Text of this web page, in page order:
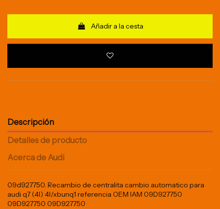
Añadir a la cesta
Descripción
Detalles de producto
Acerca de Audi
09d927750. Recambio de centralita cambio automatico para
audi q7 (4l) 4l/xbunq1 referencia OEM IAM 09D927750
09D927750 09D927750